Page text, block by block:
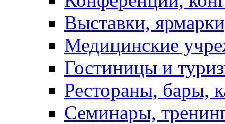
Выставки,
Медицинские
Гостиницы и
Рестораны, бары,
Семинары,